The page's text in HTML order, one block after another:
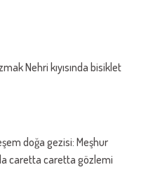
Nehri kıyısında bisiklet
doğa gezisi: Meşhur
caretta caretta gözlemi